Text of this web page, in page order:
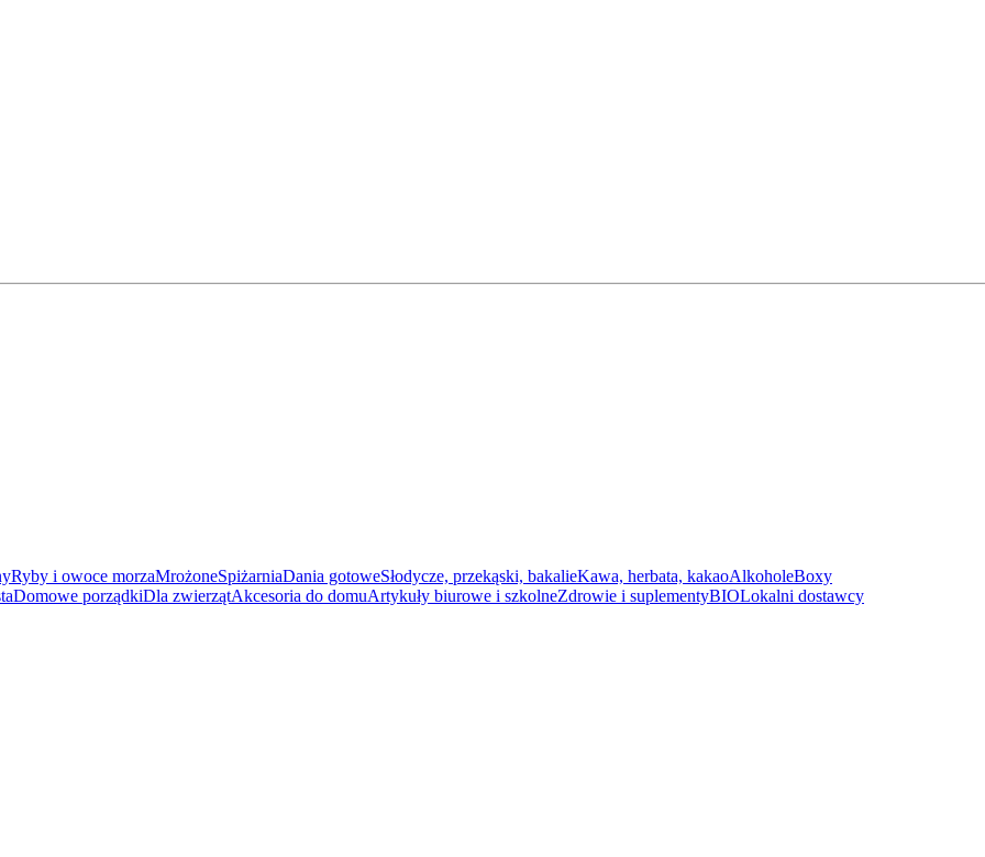
Ryby i owoce morzaMrożoneSpiżarniaDania gotoweSłodycze, przekąski, bakalieKawa, herbata, kakaoAlkoholeBoxy
Domowe porządkiDla zwierzątAkcesoria do domuArtykuły biurowe i szkolneZdrowie i suplementyBIOLokalni dostawcy